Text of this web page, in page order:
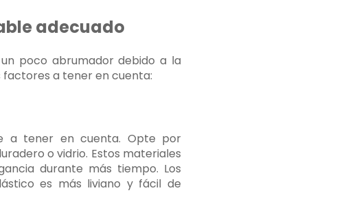
adecuado
poco abrumador debido a la
factores a tener en cuenta:
a tener en cuenta. Opte por
o vidrio. Estos materiales
durante más tiempo. Los
es más liviano y fácil de